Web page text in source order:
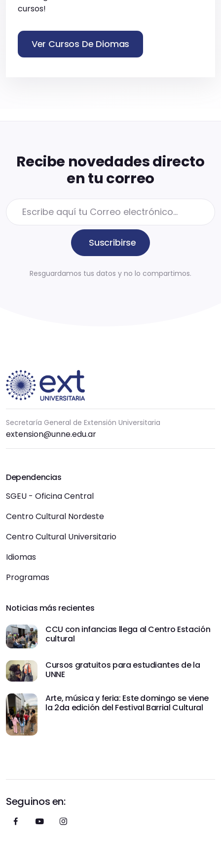
cursos!
Ver Cursos De Diomas
Recibe novedades directo
en tu correo
Suscribirse
Resguardamos tus datos y no lo compartimos.
Secretaría General de Extensión Universitaria
extension@unne.edu.ar
Dependencias
SGEU - Oficina Central
Centro Cultural Nordeste
Centro Cultural Universitario
Idiomas
Programas
Noticias más recientes
CCU con infancias llega al Centro Estación
cultural
Cursos gratuitos para estudiantes de la
UNNE
Arte, música y feria: Este domingo se viene
la 2da edición del Festival Barrial Cultural
Seguinos en: